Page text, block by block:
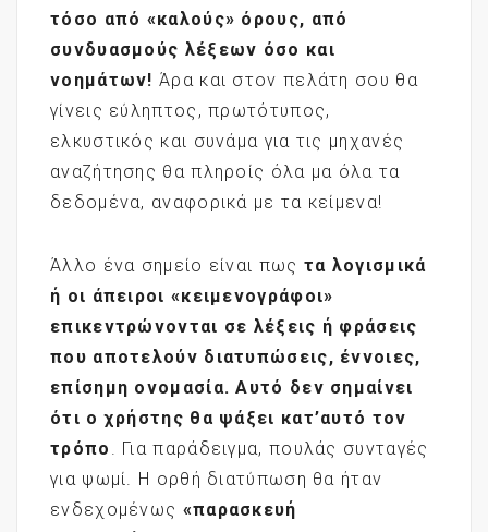
τόσο από «καλούς» όρους, από
συνδυασμούς λέξεων όσο και
νοημάτων! Άρα και στον πελάτη σου θα
γίνεις εύληπτος, πρωτότυπος,
ελκυστικός και συνάμα για τις μηχανές
αναζήτησης θα πληροίς όλα μα όλα τα
δεδομένα, αναφορικά με τα κείμενα!
Άλλο ένα σημείο είναι πως τα λογισμικά
ή οι άπειροι «κειμενογράφοι»
επικεντρώνονται σε λέξεις ή φράσεις
που αποτελούν διατυπώσεις, έννοιες,
επίσημη ονομασία. Αυτό δεν σημαίνει
ότι ο χρήστης θα ψάξει κατ’αυτό τον
τρόπο
. Για παράδειγμα, πουλάς συνταγές
για ψωμί. Η ορθή διατύπωση θα ήταν
ενδεχομένως «παρασκευή